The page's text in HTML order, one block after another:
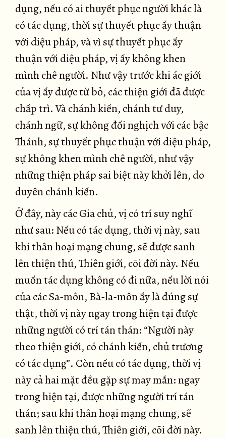
dụng, nếu có ai thuyết phục người khác là
có tác dụng, thời sự thuyết phục ấy thuận
với diệu pháp, và vì sự thuyết phục ấy
thuận với diệu pháp, vị ấy không khen
mình chê người. Như vậy trước khi ác giới
của vị ấy được từ bỏ, các thiện giới đã được
chấp trì. Và chánh kiến, chánh tư duy,
chánh ngữ, sự không đối nghịch với các bậc
Thánh, sự thuyết phục thuận với diệu pháp,
sự không khen mình chê người, như vậy
những thiện pháp sai biệt này khởi lên, do
duyên chánh kiến.
Ở đây, này các Gia chủ, vị có trí suy nghĩ
như sau: Nếu có tác dụng, thời vị này, sau
khi thân hoại mạng chung, sẽ được sanh
lên thiện thú, Thiên giới, cõi đời này. Nếu
muốn tác dụng không có đi nữa, nếu lời nói
của các Sa-môn, Bà-la-môn ấy là đúng sự
thật, thời vị này ngay trong hiện tại được
những người có trí tán thán: “Người này
theo thiện giới, có chánh kiến, chủ trương
có tác dụng”. Còn nếu có tác dụng, thời vị
này cả hai mặt đều gặp sự may mắn: ngay
trong hiện tại, được những người trí tán
thán; sau khi thân hoại mạng chung, sẽ
sanh lên thiện thú, Thiên giới, cõi đời này.